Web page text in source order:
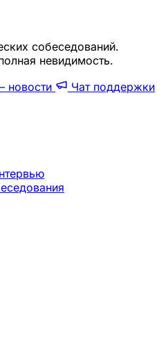
собеседований.
невидимость.
новости
Чат поддержки